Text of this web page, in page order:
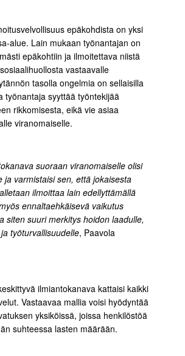
epäkohdista on yksi
alue. Lain mukaan työnantajan on
epäkohtiin ja ilmoitettava niistä
vastaavalle
tasolla ongelmia on sellaisilla
työnantaja syyttää työntekijää
rikkomisesta, eikä vie asiaa
viranomaiselle.
suoraan viranomaiselle olisi
ja varmistaisi sen, että jokaisesta
ilmoittaa lain edellyttämällä
ennaltaehkäisevä vaikutus
siten suuri merkitys hoidon laadulle,
työturvallisuudelle, Paavola
ilmiantokanava kattaisi kaikki
Vastaavaa mallia voisi hyödyntää
yksiköissä, joissa henkilöstöä
suhteessa lasten määrään.